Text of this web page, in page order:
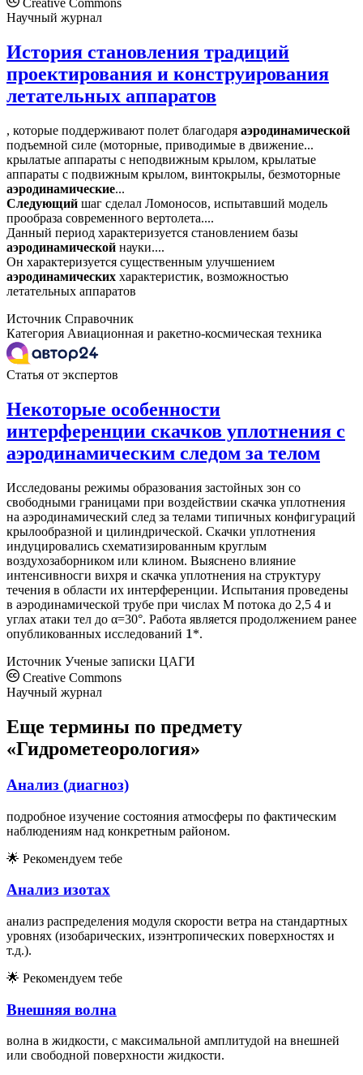
Creative Commons
Научный журнал
История становления традиций
проектирования и конструирования
летательных аппаратов
, которые поддерживают полет благодаря аэродинамической
подъемной силе (моторные, приводимые в движение...
крылатые аппараты с неподвижным крылом, крылатые
аппараты с подвижным крылом, винтокрылы, безмоторные
аэродинамические...
Следующий шаг сделал Ломоносов, испытавший модель
прообраза современного вертолета....
Данный период характеризуется становлением базы
аэродинамической науки....
Он характеризуется существенным улучшением
аэродинамических характеристик, возможностью
летательных аппаратов
Источник Справочник
Категория Авиационная и ракетно-космическая техника
Статья от экспертов
Некоторые особенности
интерференции скачков уплотнения с
аэродинамическим следом за телом
Исследованы режимы образования застойных зон со
свободными границами при воздействии скачка уплотнения
на аэродинамический след за телами типичных конфигураций
крылообразной и цилиндрической. Скачки уплотнения
индуцировались схематизированным круглым
воздухозаборником или клином. Выяснено влияние
интенсивносги вихря и скачка уплотнения на структуру
течения в области их интерференции. Испытания проведены
в аэродинамической трубе при числах М потока до 2,5 4 и
углах атаки тел до α=30°. Работа является продолжением ранее
опубликованных исследований 1*.
Источник Ученые записки ЦАГИ
Creative Commons
Научный журнал
Еще термины по предмету
«Гидрометеорология»
Анализ (диагноз)
подробное изучение состояния атмосферы по фактическим
наблюдениям над конкретным районом.
🌟 Рекомендуем тебе
Анализ изотах
анализ распределения модуля скорости ветра на стандартных
уровнях (изобарических, изэнтропических поверхностях и
т.д.).
🌟 Рекомендуем тебе
Внешняя волна
волна в жидкости, с максимальной амплитудой на внешней
или свободной поверхности жидкости.